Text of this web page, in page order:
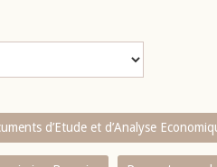
d’Etude et d’Analyse